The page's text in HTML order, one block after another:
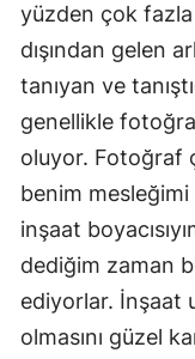
yüzden çok
dışından gelen
tanıyan ve
genellikle
oluyor. Fotoğraf
benim
inşaat
dediğim zaman
ediyorlar. İnşaat
olmasını güzel